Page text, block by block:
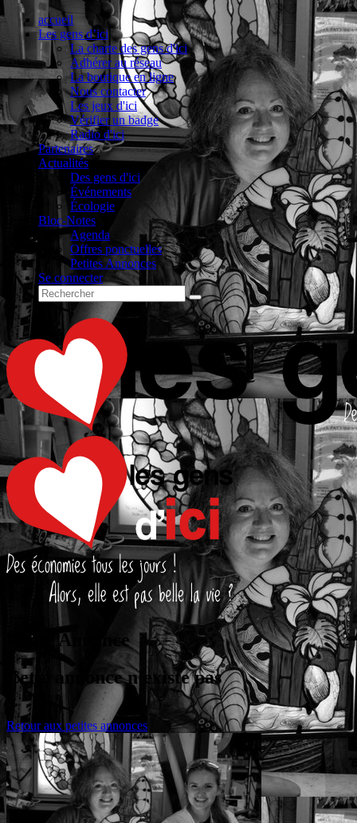
accueil
Les gens d’ici
La charte des gens d'ici
Adhérer au réseau
La boutique en ligne
Nous contacter
Les jeux d'ici
Vérifier un badge
Radio d'ici
Partenaires
Actualités
Des gens d'ici
Événements
Écologie
Bloc-Notes
Agenda
Offres ponctuelles
Petites Annonces
Se connecter
Petite Annonce
Cette annonce n'existe pas
Retour aux petites annonces